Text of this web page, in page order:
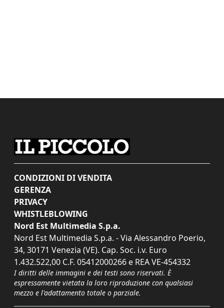
CONDIZIONI DI VENDITA
GERENZA
PRIVACY
WHISTLEBLOWING
Nord Est Multimedia S.p.a.
Nord Est Multimedia S.p.a. - Via Alessandro Poerio,
34, 30171 Venezia (VE). Cap. Soc. i.v. Euro
1.432.522,00 C.F. 05412000266 e REA VE-454332
I diritti delle immagini e dei testi sono riservati. È
espressamente vietata la loro riproduzione con qualsiasi
mezzo e l'adattamento totale o parziale.